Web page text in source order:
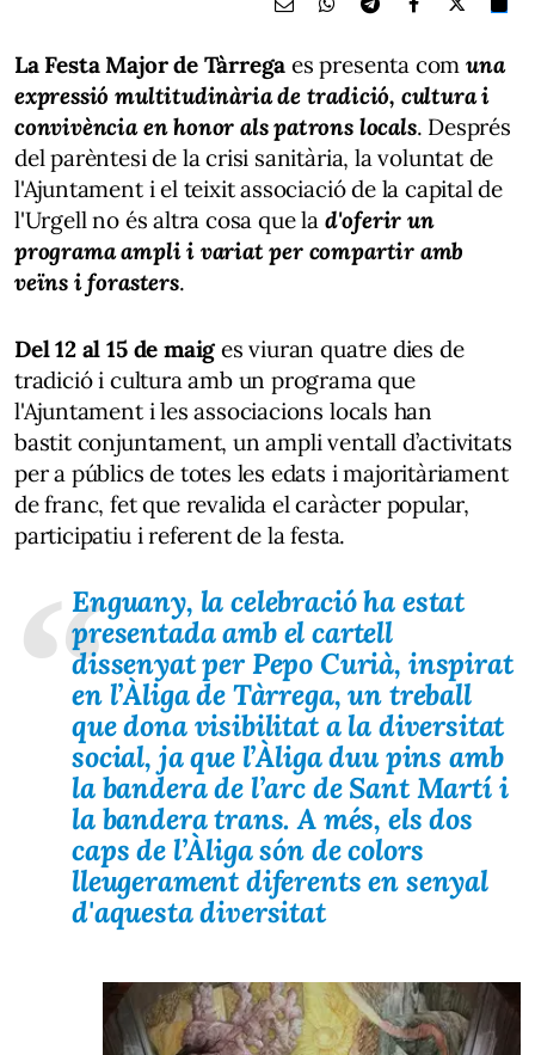
La Festa Major de Tàrrega es presenta comuna
expressió multitudinària de tradició, cultura i
convivència en honor als patrons locals. Després
del parèntesi de la crisi sanitària, la voluntat de
l'Ajuntament i el teixit associació de la capital de
l'Urgell no és altra cosa que la d'oferir un
programa ampli i variat per compartir amb
veïns i forasters.
Del 12 al 15 de maig es viuran quatre dies de
tradició i cultura amb un programa que
l'Ajuntament i les associacions locals han
bastit conjuntament, un ampli ventall d’activitats
per a públics de totes les edats i majoritàriament
de franc, fet que revalida el caràcter popular,
participatiu i referent de la festa.
Enguany, la celebració ha estat
presentada amb el cartell
dissenyat perPepo Curià, inspirat
en l’Àliga de Tàrrega, un treball
que dona visibilitat a la diversitat
social, ja que l’Àliga duu pins amb
la bandera de l’arc de Sant Martí i
la bandera trans. A més, els dos
caps de l’Àliga són de colors
lleugerament diferents en senyal
d'aquesta diversitat